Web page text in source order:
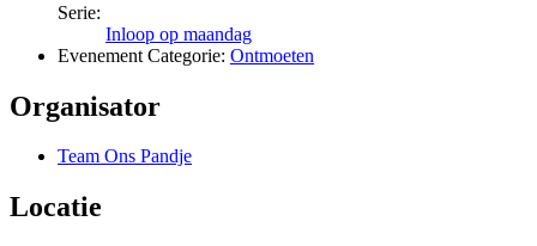
Serie:
Inloop op maandag
Evenement Categorie: Ontmoeten
Organisator
Team Ons Pandje
Locatie